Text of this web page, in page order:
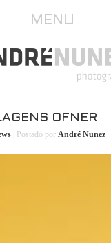
MENU
OFNER
| Postado por André Nunez